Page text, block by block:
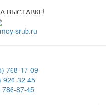
ВЫСТАВКЕ!
srub.ru
768-17-09
920-32-45
786-87-45